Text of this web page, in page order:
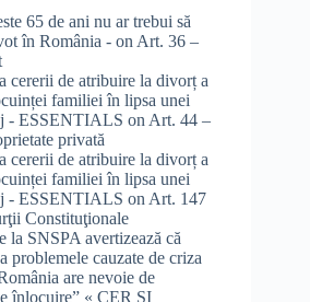
65 de ani nu ar trebui să
în România - on Art. 36 –
cererii de atribuire la divorț a
familiei în lipsa unei
- ESSENTIALS on Art. 44 –
privată
cererii de atribuire la divorț a
familiei în lipsa unei
- ESSENTIALS on Art. 147
Constituţionale
la SNSPA avertizează că
problemele cauzate de criza
are nevoie de
înlocuire” « CER SI